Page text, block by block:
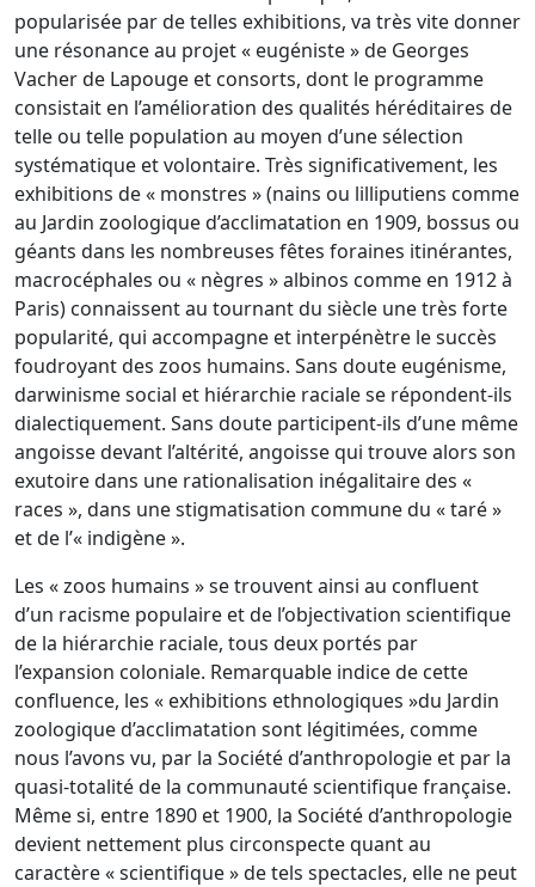
popularisée par de telles exhibitions, va très vite donner
une résonance au projet « eugéniste » de Georges
Vacher de Lapouge et consorts, dont le programme
consistait en l’amélioration des qualités héréditaires de
telle ou telle population au moyen d’une sélection
systématique et volontaire. Très significativement, les
exhibitions de « monstres » (nains ou lilliputiens comme
au Jardin zoologique d’acclimatation en 1909, bossus ou
géants dans les nombreuses fêtes foraines itinérantes,
macrocéphales ou « nègres » albinos comme en 1912 à
Paris) connaissent au tournant du siècle une très forte
popularité, qui accompagne et interpénètre le succès
foudroyant des zoos humains. Sans doute eugénisme,
darwinisme social et hiérarchie raciale se répondent-ils
dialectiquement. Sans doute participent-ils d’une même
angoisse devant l’altérité, angoisse qui trouve alors son
exutoire dans une rationalisation inégalitaire des «
races », dans une stigmatisation commune du « taré »
et de l’« indigène ».
Les « zoos humains » se trouvent ainsi au confluent
d’un racisme populaire et de l’objectivation scientifique
de la hiérarchie raciale, tous deux portés par
l’expansion coloniale. Remarquable indice de cette
confluence, les « exhibitions ethnologiques »du Jardin
zoologique d’acclimatation sont légitimées, comme
nous l’avons vu, par la Société d’anthropologie et par la
quasi-totalité de la communauté scientifique française.
Même si, entre 1890 et 1900, la Société d’anthropologie
devient nettement plus circonspecte quant au
caractère « scientifique » de tels spectacles, elle ne peut